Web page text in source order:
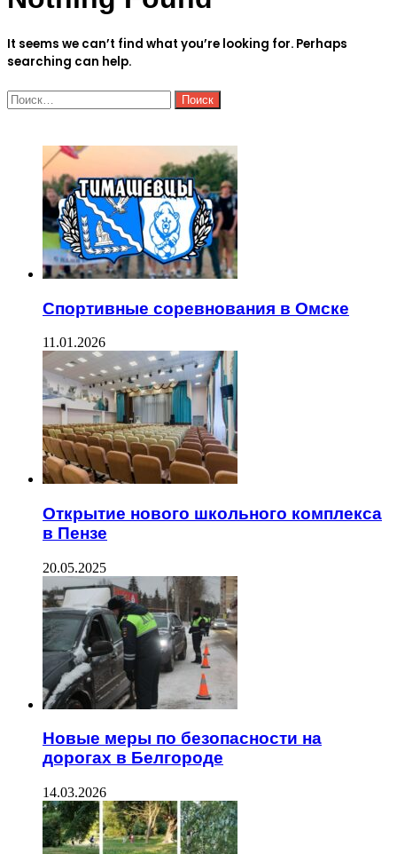
It seems we can’t find what you’re looking for. Perhaps
searching can help.
Найти:
Спортивные соревнования в Омске
11.01.2026
Открытие нового школьного комплекса
в Пензе
20.05.2025
Новые меры по безопасности на
дорогах в Белгороде
14.03.2026